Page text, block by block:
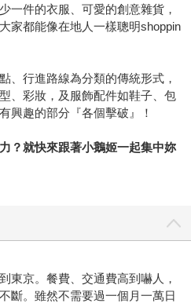
一件的衣服、可愛的創意雜貨，
都能像在地人一樣聰明shoppin
、行進路線為分類的傳統形式，
、彩妝，及服飾配件如鞋子、包
興趣的部分『各個擊破』！
？就快來跟著小鵝姬一起集中妳
東京。餐費、交通費高到嚇人，
斷。雖然不需要過一個月一萬日